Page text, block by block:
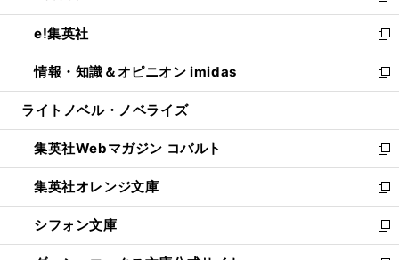
開
く
ウ
で
開
く
ン
ド
ウ
で
開
ウ
ィ
ン
ド
ウ
開
く
し
い
ウ
ィ
ン
ウ
で
開
く
e!集英社
新
し
い
ウ
ン
ド
ウ
で
開
く
情報・知識＆オピニオン imidas
新
し
ウ
ィ
ン
ド
ウ
で
開
ライトノベル・ノベライズ
集英社Webマガジン コバルト
新
し
い
ウ
ィ
ン
集英社オレンジ文庫
新
し
い
ウ
シフォン文庫
新
し